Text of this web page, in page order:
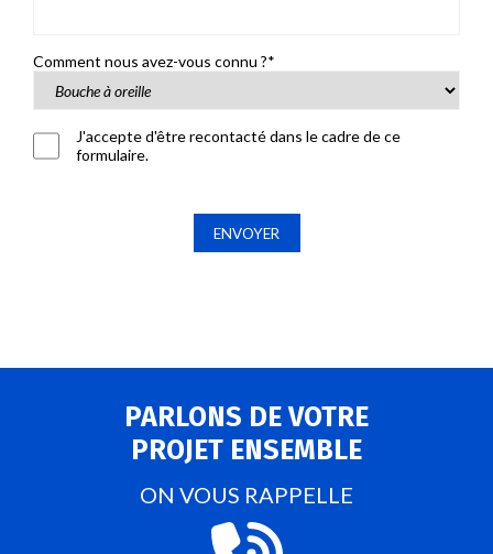
Comment nous avez-vous connu ?*
J'accepte d'être recontacté dans le cadre de ce
formulaire.
PARLONS DE VOTRE
PROJET ENSEMBLE
ON VOUS RAPPELLE